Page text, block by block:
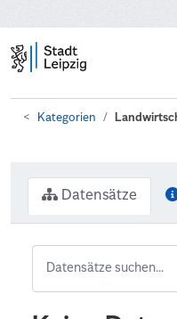
Kategorien
Datensätze